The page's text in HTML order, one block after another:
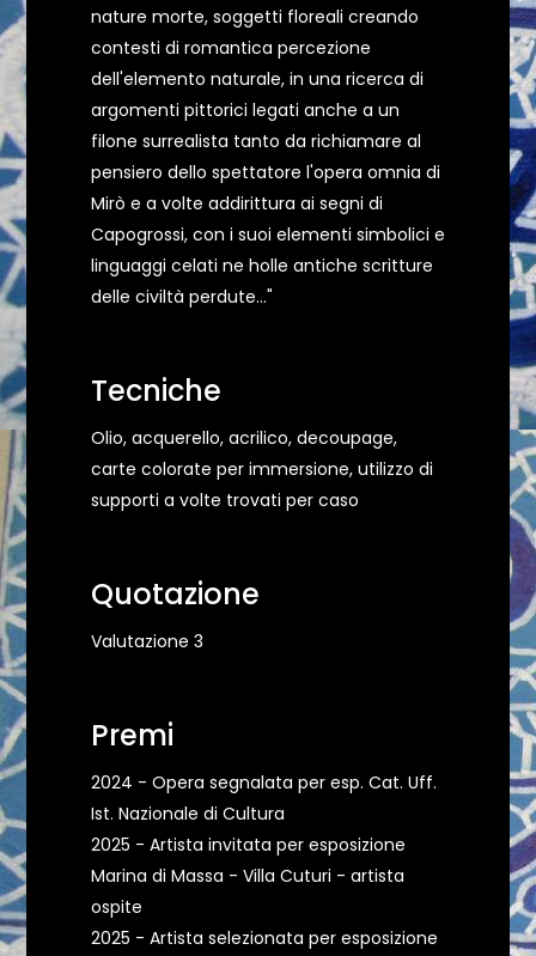
nature morte, soggetti floreali creando
contesti di romantica percezione
dell'elemento naturale, in una ricerca di
argomenti pittorici legati anche a un
filone surrealista tanto da richiamare al
pensiero dello spettatore l'opera omnia di
Mirò e a volte addirittura ai segni di
Capogrossi, con i suoi elementi simbolici e
linguaggi celati ne holle antiche scritture
delle civiltà perdute..."
Tecniche
Olio, acquerello, acrilico, decoupage,
carte colorate per immersione, utilizzo di
supporti a volte trovati per caso
Quotazione
Valutazione 3
Premi
2024 - Opera segnalata per esp. Cat. Uff.
Ist. Nazionale di Cultura
2025 - Artista invitata per esposizione
Marina di Massa - Villa Cuturi - artista
ospite
2025 - Artista selezionata per esposizione